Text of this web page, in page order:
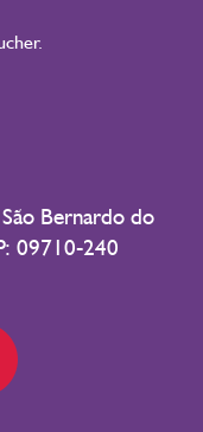
Bernardo do
09710-240